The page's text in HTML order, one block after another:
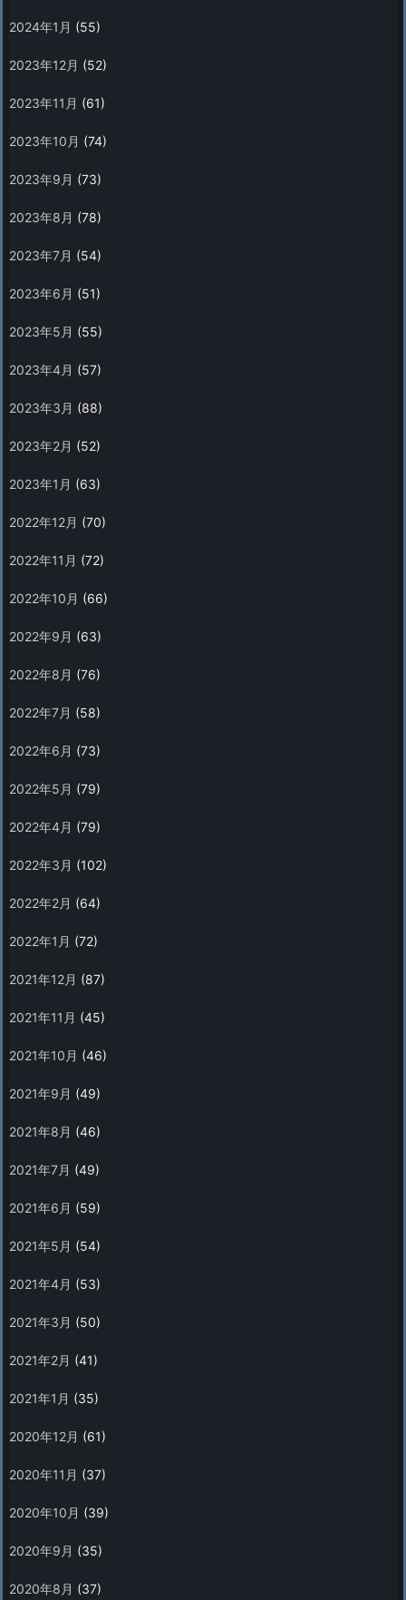
2024年1月 (55)
2023年12月 (52)
2023年11月 (61)
2023年10月 (74)
2023年9月 (73)
2023年8月 (78)
2023年7月 (54)
2023年6月 (51)
2023年5月 (55)
2023年4月 (57)
2023年3月 (88)
2023年2月 (52)
2023年1月 (63)
2022年12月 (70)
2022年11月 (72)
2022年10月 (66)
2022年9月 (63)
2022年8月 (76)
2022年7月 (58)
2022年6月 (73)
2022年5月 (79)
2022年4月 (79)
2022年3月 (102)
2022年2月 (64)
2022年1月 (72)
2021年12月 (87)
2021年11月 (45)
2021年10月 (46)
2021年9月 (49)
2021年8月 (46)
2021年7月 (49)
2021年6月 (59)
2021年5月 (54)
2021年4月 (53)
2021年3月 (50)
2021年2月 (41)
2021年1月 (35)
2020年12月 (61)
2020年11月 (37)
2020年10月 (39)
2020年9月 (35)
2020年8月 (37)